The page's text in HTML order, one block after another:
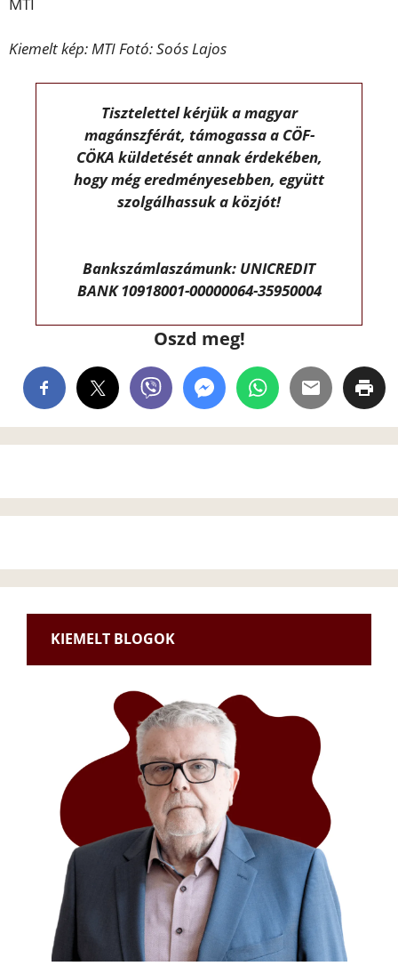
Kiemelt kép: MTI Fotó: Soós Lajos
Tisztelettel kérjük a magyar
magánszférát, támogassa a CÖF-
CÖKA küldetését annak érdekében,
hogy még eredményesebben, együtt
szolgálhassuk a közjót!
Bankszámlaszámunk: UNICREDIT
BANK 10918001-00000064-35950004
Oszd meg!
KIEMELT BLOGOK